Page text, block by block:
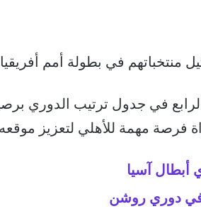
أمم أفريقيا 2023 المُقامة حالياً في المغرب.
أبطال آسيا
في دوري روشن